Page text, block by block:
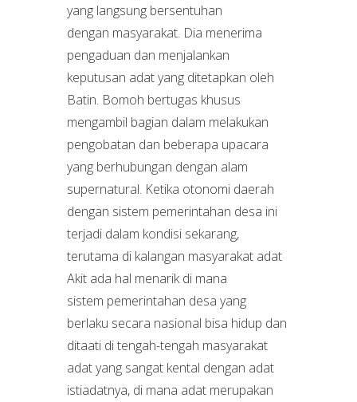
yang langsung bersentuhan
dengan masyarakat. Dia menerima
pengaduan dan menjalankan
keputusan adat yang ditetapkan oleh
Batin. Bomoh bertugas khusus
mengambil bagian dalam melakukan
pengobatan dan beberapa upacara
yang berhubungan dengan alam
supernatural. Ketika otonomi daerah
dengan sistem pemerintahan desa ini
terjadi dalam kondisi sekarang,
terutama di kalangan masyarakat adat
Akit ada hal menarik di mana
sistem pemerintahan desa yang
berlaku secara nasional bisa hidup dan
ditaati di tengah-tengah masyarakat
adat yang sangat kental dengan adat
istiadatnya, di mana adat merupakan